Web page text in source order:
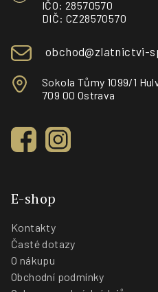
IČO: 28570570
DIČ: CZ28570570
obchod@zlatnictvi-
Sokola Tůmy 1099/1
709 00 Ostrava
E-shop
Kontakty
Časté dotazy
O nákupu
Obchodní podmínky